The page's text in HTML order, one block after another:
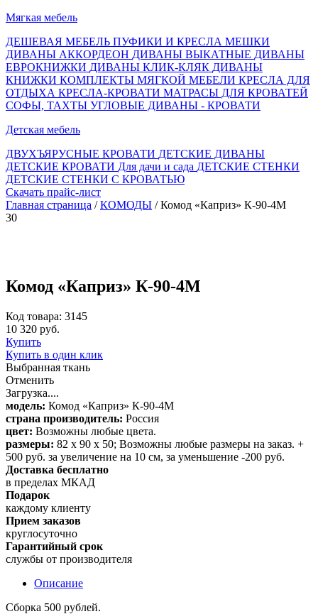
Мягкая мебель
ДЕШЕВАЯ МЕБЕЛЬ ПУФИКИ И КРЕСЛА МЕШКИ
ДИВАНЫ АККОРДЕОН ДИВАНЫ ВЫКАТНЫЕ ДИВАНЫ
ЕВРОКНИЖКИ ДИВАНЫ КЛИК-КЛЯК ДИВАНЫ
КНИЖКИ КОМПЛЕКТЫ МЯГКОЙ МЕБЕЛИ КРЕСЛА ДЛЯ
ОТДЫХА КРЕСЛА-КРОВАТИ МАТРАСЫ ДЛЯ КРОВАТЕЙ
СОФЫ, ТАХТЫ УГЛОВЫЕ ДИВАНЫ - КРОВАТИ
Детская мебель
ДВУХЪЯРУСНЫЕ КРОВАТИ ДЕТСКИЕ ДИВАНЫ
ДЕТСКИЕ КРОВАТИ Для дачи и сада ДЕТСКИЕ СТЕНКИ
ДЕТСКИЕ СТЕНКИ С КРОВАТЬЮ
Скачать прайс-лист
Главная страница /КОМОДЫ / Комод «Каприз» К-90-4М
30
Комод «Каприз» К-90-4М
Код товара: 3145
10 320 руб.
Купить
Купить в один клик
Выбранная ткань
Отменить
Загрузка....
модель: Комод «Каприз» К-90-4М
страна производитель: Россия
цвет: Возможны любые цвета.
размеры: 82 х 90 х 50; Возможны любые размеры на заказ. +
500 руб. за увеличение на 10 см, за уменьшение -200 руб.
Доставка бесплатно
в пределах МКАД
Подарок
каждому клиенту
Прием заказов
круглосуточно
Гарантийный срок
службы от производителя
Описание
Сборка 500 рублей.